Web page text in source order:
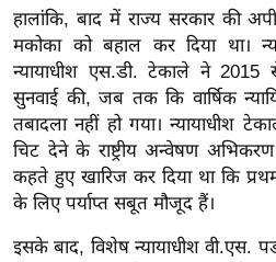
B
r
e
a
k
i
n
N
हालांकि, बाद में राज्य सरकार की
मकोका को बहाल कर दिया था।
न्यायाधीश एस.डी. टेकाले ने
सुनवाई की, जब तक कि वार्षिक
तबादला नहीं हो गया। न्यायाधीश
चिट देने के राष्ट्रीय अन्वेषण
कहते हुए खारिज कर दिया था कि
के लिए पर्याप्त सबूत मौजूद हैं।
इसके बाद, विशेष न्यायाधीश वी.एस.